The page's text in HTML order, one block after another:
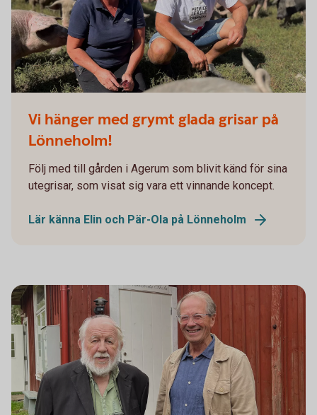
Vi hänger med grymt glada grisar på
Lönneholm!
Följ med till gården i Agerum som blivit känd för sina
utegrisar, som visat sig vara ett vinnande koncept.
Lär känna Elin och Pär-Ola på Lönneholm